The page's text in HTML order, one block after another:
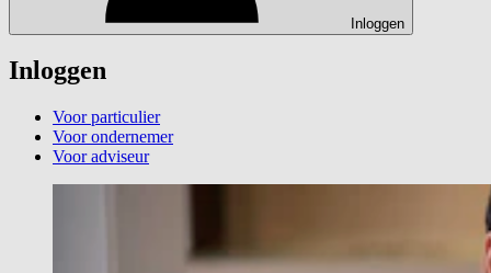
Inloggen
Inloggen
Voor particulier
Voor ondernemer
Voor adviseur